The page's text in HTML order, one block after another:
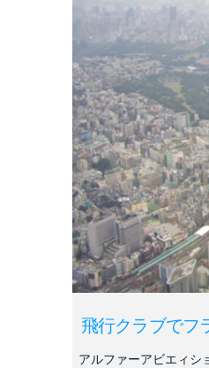
飛行クラブでフ
アルファーアビエィシ